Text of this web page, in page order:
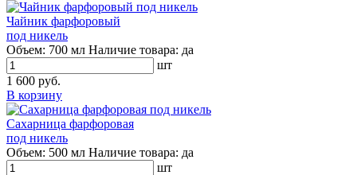
Чайник фарфоровый
под никель
Объем: 700 мл Наличие товара: да
шт
1 600 руб.
В корзину
Сахарница фарфоровая
под никель
Объем: 500 мл Наличие товара: да
шт